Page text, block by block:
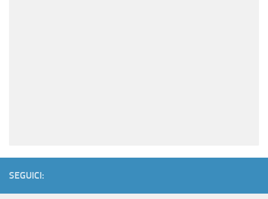
SEGUICI: